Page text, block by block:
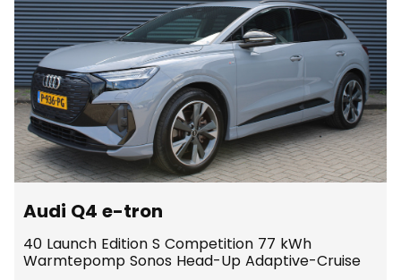
Audi Q4 e-tron
40 Launch Edition S Competition 77 kWh
Warmtepomp Sonos Head-Up Adaptive-Cruise